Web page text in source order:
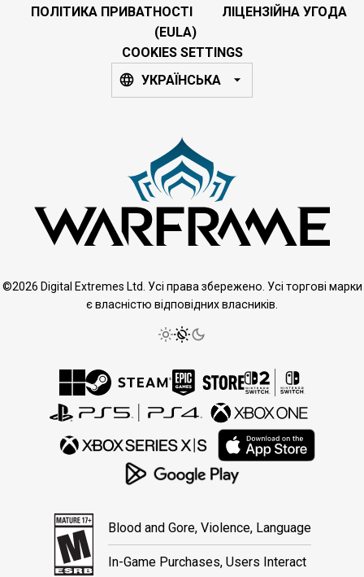
ПОЛІТИКА ПРИВАТНОСТІ
ЛІЦЕНЗІЙНА УГОДА
(EULA)
COOKIES SETTINGS
УКРАЇНСЬКА
©2026 Digital Extremes Ltd. Усі права збережено. Усі торгові марки
є власністю відповідних власників.
Blood and Gore, Violence, Language
In-Game Purchases, Users Interact